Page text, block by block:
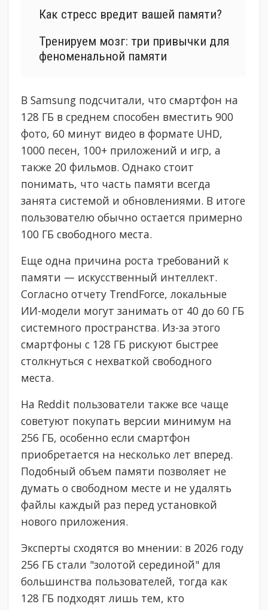
Как стресс вредит вашей памяти?
Тренируем мозг: три привычки для
феноменальной памяти
В Samsung подсчитали, что смартфон на
128 ГБ в среднем способен вместить 900
фото, 60 минут видео в формате UHD,
1000 песен, 100+ приложений и игр, а
также 20 фильмов. Однако стоит
понимать, что часть памяти всегда
занята системой и обновлениями. В итоге
пользователю обычно остается примерно
100 ГБ свободного места.
Еще одна причина роста требований к
памяти — искусственный интеллект.
Согласно отчету TrendForce, локальные
ИИ-модели могут занимать от 40 до 60 ГБ
системного пространства. Из-за этого
смартфоны с 128 ГБ рискуют быстрее
столкнуться с нехваткой свободного
места.
На Reddit пользователи также все чаще
советуют покупать версии минимум на
256 ГБ, особенно если смартфон
приобретается на несколько лет вперед.
Подобный объем памяти позволяет не
думать о свободном месте и не удалять
файлы каждый раз перед установкой
нового приложения.
Эксперты сходятся во мнении: в 2026 году
256 ГБ стали "золотой серединой" для
большинства пользователей, тогда как
128 ГБ подходят лишь тем, кто